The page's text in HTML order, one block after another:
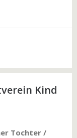
Kind
Tochter /